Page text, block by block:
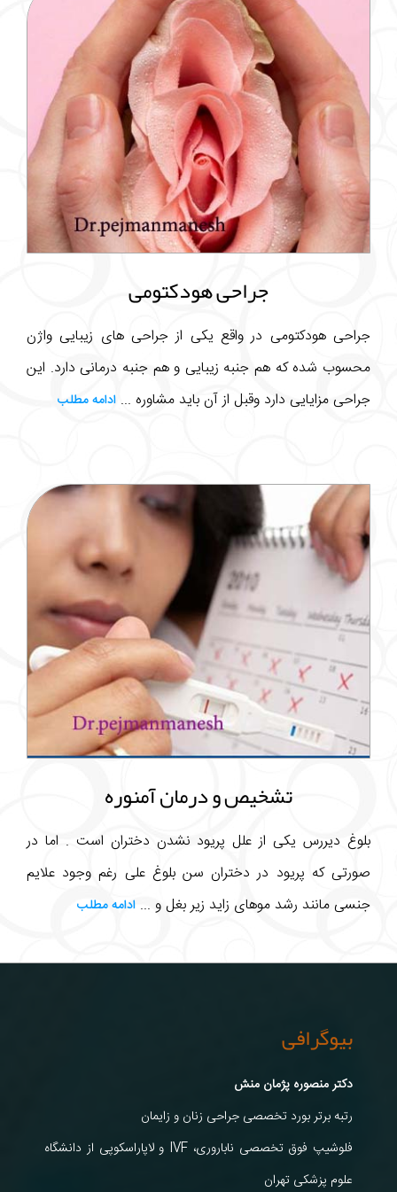
جراحی هودکتومی
جراحی هودکتومی در واقع یکی از جراحی های زیبایی واژن
محسوب شده که هم جنبه زیبایی و هم جنبه درمانی دارد. این
جراحی مزایایی دارد وقبل از آن باید مشاوره ... ادامه مطلب
تشخیص و درمان آمنوره
بلوغ دیررس یکی از علل پریود نشدن دختران است . اما در
صورتی که پریود در دختران سن بلوغ علی رغم وجود علایم
جنسی مانند رشد موهای زاید زیر بغل و ... ادامه مطلب
بیوگرافی
دکتر منصوره پژمان منش
رتبه برتر بورد تخصصی جراحی زنان و زایمان
فلوشیپ فوق تخصصی ناباروری، IVF و لاپاراسکوپی از دانشگاه
علوم پزشکی تهران